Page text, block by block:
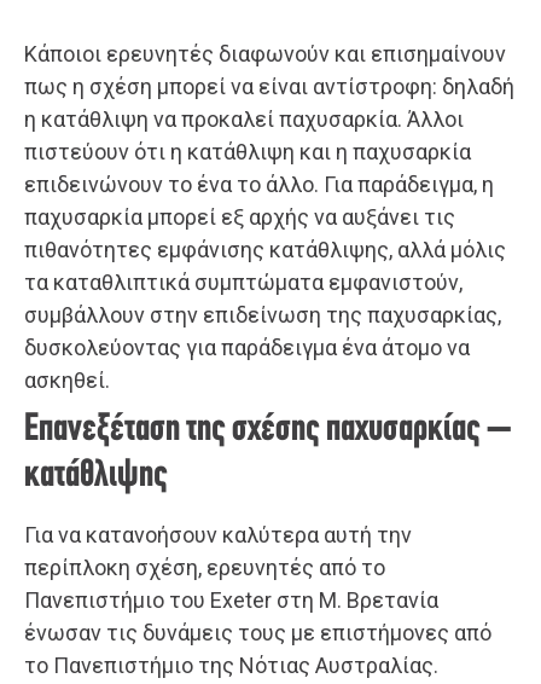
Κάποιοι ερευνητές διαφωνούν και επισημαίνουν
πως η σχέση μπορεί να είναι αντίστροφη: δηλαδή
η κατάθλιψη να προκαλεί παχυσαρκία. Άλλοι
πιστεύουν ότι η κατάθλιψη και η παχυσαρκία
επιδεινώνουν το ένα το άλλο. Για παράδειγμα, η
παχυσαρκία μπορεί εξ αρχής να αυξάνει τις
πιθανότητες εμφάνισης κατάθλιψης, αλλά μόλις
τα καταθλιπτικά συμπτώματα εμφανιστούν,
συμβάλλουν στην επιδείνωση της παχυσαρκίας,
δυσκολεύοντας για παράδειγμα ένα άτομο να
ασκηθεί.
Επανεξέταση της σχέσης παχυσαρκίας –
κατάθλιψης
Για να κατανοήσουν καλύτερα αυτή την
περίπλοκη σχέση, ερευνητές από το
Πανεπιστήμιο του Exeter στη Μ. Βρετανία
ένωσαν τις δυνάμεις τους με επιστήμονες από
το Πανεπιστήμιο της Νότιας Αυστραλίας.